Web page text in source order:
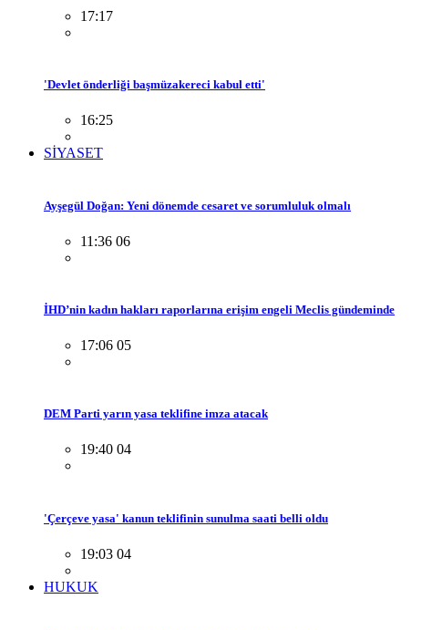
17:17
'Devlet önderliği başmüzakereci kabul etti'
16:25
SİYASET
Ayşegül Doğan: Yeni dönemde cesaret ve sorumluluk olmalı
11:36 06
İHD’nin kadın hakları raporlarına erişim engeli Meclis gündeminde
17:06 05
DEM Parti yarın yasa teklifine imza atacak
19:40 04
'Çerçeve yasa' kanun teklifinin sunulma saati belli oldu
19:03 04
HUKUK